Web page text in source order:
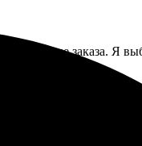
заказа. Я